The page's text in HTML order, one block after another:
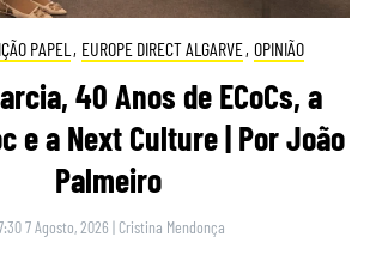
PAPEL , EUROPE DIRECT ALGARVE, OPINIÃO
40 Anos de ECoCs, a
e a Next Culture | Por João
Palmeiro
7 Agosto, 2026 | Cristina Mendonça